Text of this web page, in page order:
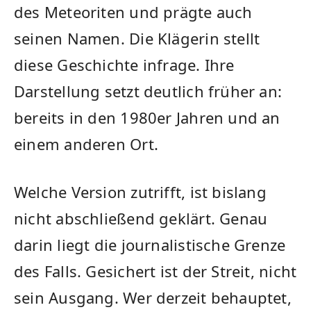
des Meteoriten und prägte auch
seinen Namen. Die Klägerin stellt
diese Geschichte infrage. Ihre
Darstellung setzt deutlich früher an:
bereits in den 1980er Jahren und an
einem anderen Ort.
Welche Version zutrifft, ist bislang
nicht abschließend geklärt. Genau
darin liegt die journalistische Grenze
des Falls. Gesichert ist der Streit, nicht
sein Ausgang. Wer derzeit behauptet,